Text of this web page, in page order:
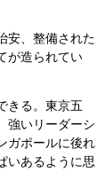
安、整備された
が造られてい
きる。東京五
強いリーダーシ
ガポールに後れ
いあるように思